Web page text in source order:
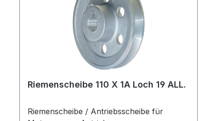
Riemenscheibe 110 X 1A Loch 19 ALL.
Riemenscheibe / Antriebsscheibe für